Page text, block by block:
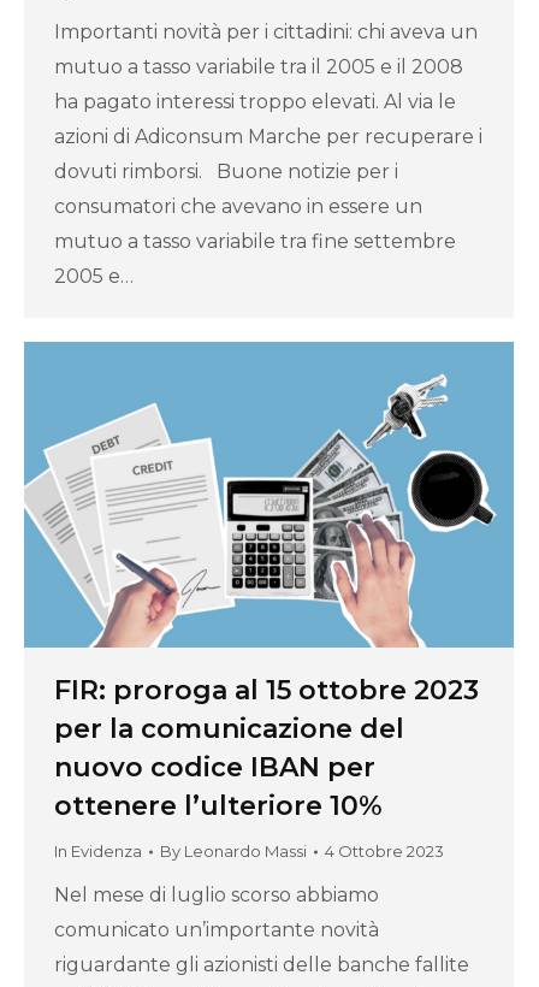
Importanti novità per i cittadini: chi aveva un
mutuo a tasso variabile tra il 2005 e il 2008
ha pagato interessi troppo elevati. Al via le
azioni di Adiconsum Marche per recuperare i
dovuti rimborsi. Buone notizie per i
consumatori che avevano in essere un
mutuo a tasso variabile tra fine settembre
2005 e…
FIR: proroga al 15 ottobre 2023
per la comunicazione del
nuovo codice IBAN per
ottenere l’ulteriore 10%
In Evidenza By Leonardo Massi 4 Ottobre 2023
Nel mese di luglio scorso abbiamo
comunicato un’importante novità
riguardante gli azionisti delle banche fallite